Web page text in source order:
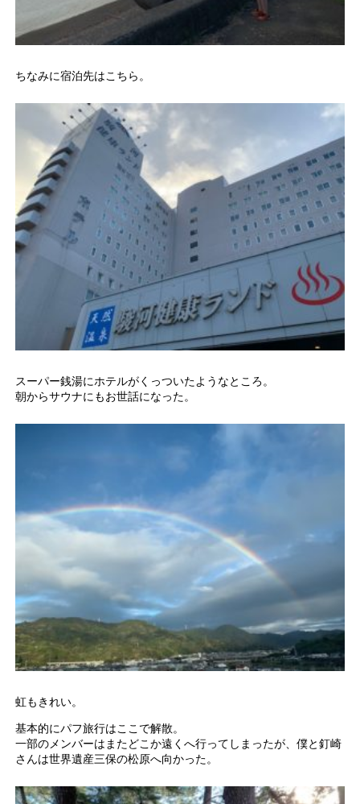
ちなみに宿泊先はこちら。
スーパー銭湯にホテルがくっついたようなところ。
朝からサウナにもお世話になった。
虹もきれい。
基本的にパフ旅行はここで解散。
一部のメンバーはまたどこか遠くへ行ってしまったが、僕と釘崎
さんは世界遺産三保の松原へ向かった。